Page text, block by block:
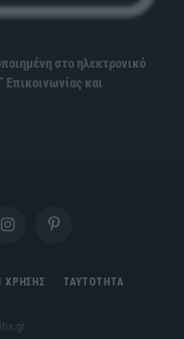
στο ηλεκτρονικό
και
InstagramPinterest
ΧΡΗΣΗΣ ΤΑΥΤΟΤΗΤΑ